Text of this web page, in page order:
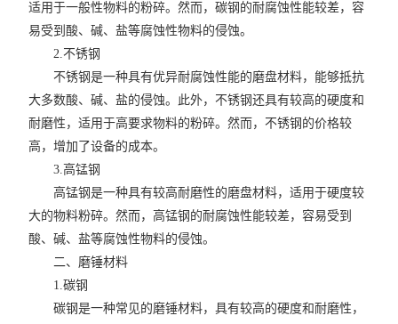
适用于一般性物料的粉碎。然而，碳钢的耐腐蚀性能较差，容
易受到酸、碱、盐等腐蚀性物料的侵蚀。
2.不锈钢
不锈钢是一种具有优异耐腐蚀性能的磨盘材料，能够抵抗
大多数酸、碱、盐的侵蚀。此外，不锈钢还具有较高的硬度和
耐磨性，适用于高要求物料的粉碎。然而，不锈钢的价格较
高，增加了设备的成本。
3.高锰钢
高锰钢是一种具有较高耐磨性的磨盘材料，适用于硬度较
大的物料粉碎。然而，高锰钢的耐腐蚀性能较差，容易受到
酸、碱、盐等腐蚀性物料的侵蚀。
二、磨锤材料
1.碳钢
碳钢是一种常见的磨锤材料，具有较高的硬度和耐磨性，